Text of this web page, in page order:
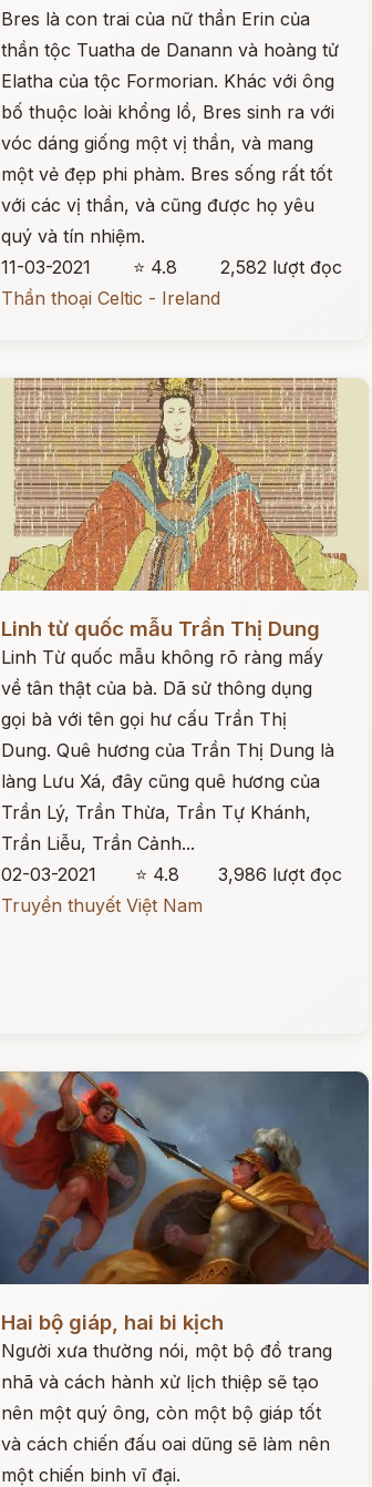
Bres là con trai của nữ thần Erin của
thần tộc Tuatha de Danann và hoàng tử
Elatha của tộc Formorian. Khác với ông
bố thuộc loài khổng lồ, Bres sinh ra với
vóc dáng giống một vị thần, và mang
một vẻ đẹp phi phàm. Bres sống rất tốt
với các vị thần, và cũng được họ yêu
quý và tín nhiệm.
11-03-2021
⭐ 4.8
2,582 lượt đọc
Thần thoại Celtic - Ireland
Linh từ quốc mẫu Trần Thị Dung
Linh Từ quốc mẫu không rõ ràng mấy
về tân thật của bà. Dã sử thông dụng
gọi bà với tên gọi hư cấu Trần Thị
Dung. Quê hương của Trần Thị Dung là
làng Lưu Xá, đây cũng quê hương của
Trần Lý, Trần Thừa, Trần Tự Khánh,
Trần Liễu, Trần Cảnh...
02-03-2021
⭐ 4.8
3,986 lượt đọc
Truyền thuyết Việt Nam
Hai bộ giáp, hai bi kịch
Người xưa thường nói, một bộ đồ trang
nhã và cách hành xử lịch thiệp sẽ tạo
nên một quý ông, còn một bộ giáp tốt
và cách chiến đấu oai dũng sẽ làm nên
một chiến binh vĩ đại.